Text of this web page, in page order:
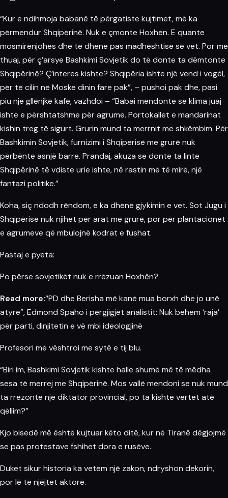
“Kur e ndihmoja babanë të përgatiste kujtimet, më ka
përmendur Shqipërinë. Nuk e çmonte Hoxhën. E quante
mosmirënjohës dhe të dhënë pas madhështisë së vet. Por më
thuaj, për ç’arsye Bashkimi Sovjetik do të donte ta dëmtonte
Shqipërinë? Ç’interes kishte? Shqipëria ishte një vend i vogël,
për të cilin në Moskë dinin fare pak”, – pushoi pak dhe, pasi
piu një gllënjkë kafe, vazhdoi – “Babai mendonte se klima juaj
ishte e përshtatshme për agrume. Portokallet e mandarinat
kishin treg të sigurt. Grurin mund ta merrnit me shkëmbim. Për
Bashkimin Sovjetik, furnizimi i Shqipërisë me grurë nuk
përbënte asnjë barrë. Prandaj, akuza se donte ta linte
Shqipërinë të vdiste urie ishte, në rastin më të mirë, një
fantazi politike.”
Koha, siç ndodh rëndom, e ka dhënë gjykimin e vet. Sot Jugu i
Shqipërisë nuk njihet për arat me grurë, por për plantacionet
e agrumeve që mbulojnë kodrat e fushat.
Pastaj e pyeta:
Po përse sovjetikët nuk e rrëzuan Hoxhën?
Read more:“PD dhe Berisha më kanë mua borxh dhe jo unë
atyre”, Edmond Spaho i përgjigjet analistit: Nuk bëhem ‘raja’
për parti, dinjitetin e vë mbi ideologjinë
Profesori më vështroi me sytë e tij blu.
“Biri im, Bashkimi Sovjetik kishte halle shumë më të mëdha
sesa të merrej me Shqipërinë. Mos vallë mendoni se nuk mund
ta rrëzonte një diktator provincial, po ta kishte vërtet atë
qëllim?”
Kjo bisedë më është kujtuar këto ditë, kur në Tiranë dëgjojmë
se pas protestave fshihet dora e rusëve.
Duket sikur historia ka vetëm një zakon, ndryshon dekorin,
por lë të njëjtët aktorë.